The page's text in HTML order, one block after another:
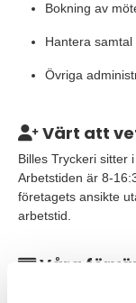
Bokning av
Hantera samtal
Övriga
Värt att
Billes Tryckeri sitter
Arbetstiden är 8-
företagets ansikte
arbetstid.
Våra
För att lyckas i